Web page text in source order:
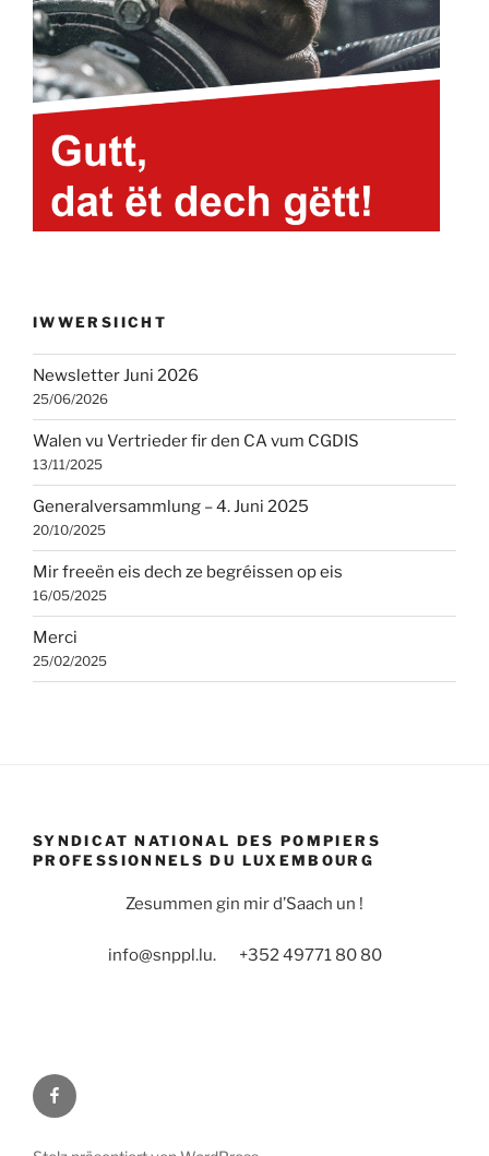
IWWERSIICHT
Newsletter Juni 2026
25/06/2026
Walen vu Vertrieder fir den CA vum CGDIS
13/11/2025
Generalversammlung – 4. Juni 2025
20/10/2025
Mir freeën eis dech ze begréissen op eis
16/05/2025
Merci
25/02/2025
SYNDICAT NATIONAL DES POMPIERS
PROFESSIONNELS DU LUXEMBOURG
Zesummen gin mir d’Saach un !
info@snppl.lu. +352 49771 80 80
Facebook